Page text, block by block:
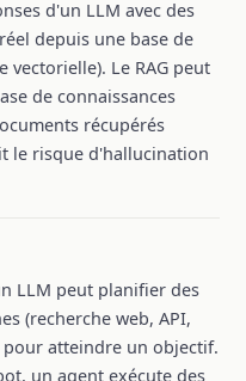
d'un LLM avec des
depuis une base de
vectorielle). Le RAG peut
de connaissances
récupérés
le risque d'hallucination
LLM peut planifier des
(recherche web, API,
pour atteindre un objectif.
un agent exécute des